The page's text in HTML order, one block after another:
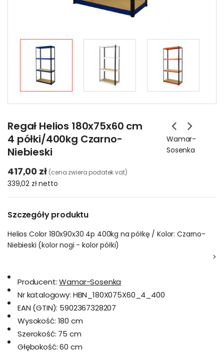
Regał Helios 180x75x60 cm
4 półki/400kg Czarno-
Niebieski
Wamar-
Sosenka
417,00 zł (cena zwiera podatek vat)
339,02 złnetto
Szczegóły produktu
Helios Color 180x90x30 4p 400kg na półkę / Kolor: Czarno-
Niebieski (kolor nogi - kolor półki)
>
Producent: Wamar-Sosenka
Nr katalogowy: HBN_180X075X60_4_400
EAN (GTIN): 5902367328207
Wysokość: 180 cm
Szerokość: 75 cm
Głębokość: 60 cm